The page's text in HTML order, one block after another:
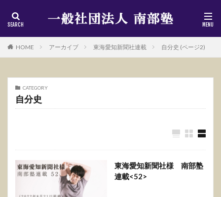
HOME アーカイブ 東海愛知新聞社連載 自分史 (ページ2)
CATEGORY
自分史
東海愛知新聞社様 南部塾
連載<52>